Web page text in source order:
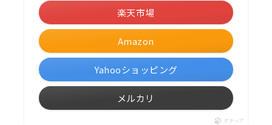
Amazon
楽天市場
Yahooショッピング
メルカリ
ポチップ